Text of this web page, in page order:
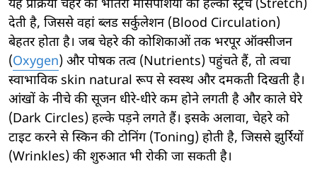
यह प्रक्रिया चेहरे की भीतरी मांसपेशियों को हल्की स्ट्रेच (Stretch)
देती है, जिससे वहां ब्लड सर्कुलेशन (Blood Circulation)
बेहतर होता है। जब चेहरे की कोशिकाओं तक भरपूर ऑक्सीजन
(Oxygen) और पोषक तत्व (Nutrients) पहुंचते हैं, तो त्वचा
स्वाभाविक skin natural रूप से स्वस्थ और दमकती दिखती है।
आंखों के नीचे की सूजन धीरे-धीरे कम होने लगती है और काले घेरे
(Dark Circles) हल्के पड़ने लगते हैं। इसके अलावा, चेहरे को
टाइट करने से स्किन की टोनिंग (Toning) होती है, जिससे झुर्रियों
(Wrinkles) की शुरुआत भी रोकी जा सकती है।